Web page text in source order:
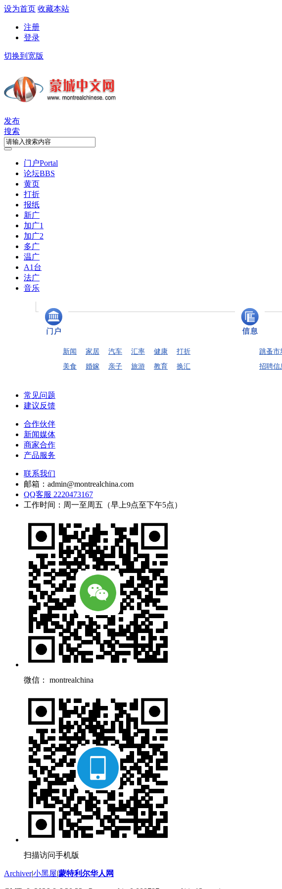
设为首页 收藏本站
注册
登录
切换到宽版
发布
搜索
门户Portal
论坛BBS
黄页
打折
报纸
新广
加广1
加广2
多广
温广
A1台
法广
音乐
新闻 家居 汽车 汇率 健康
打折
美食
婚嫁 亲子 旅游 教育 换汇
跳蚤市
招聘信
常见问题
建议反馈
合作伙伴
新闻媒体
商家合作
产品服务
联系我们
邮箱：admin@montrealchina.com
QQ客服 2220473167
工作时间：周一至周五（早上9点至下午5点）
微信： montrealchina
扫描访问手机版
Archiver|小黑屋|蒙特利尔华人网